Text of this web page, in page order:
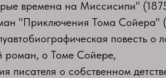
времена на Миссисипи"
"Приключения Тома Сойера"
повесть о
роман, о Томе Сойере,
писателя о собственном